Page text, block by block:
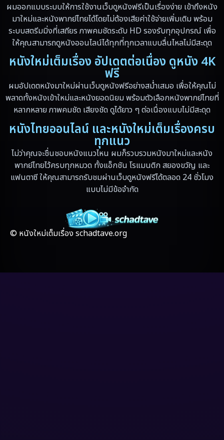
Dystopian (13)
Emotional (59)
Family ครอบครัว
Fantasy จินตนาการ (89)
Fantasy แฟนตาซี (4)
Gothic
ผมออกแบบระบบให้การใช้งานเว็บดูหนังฟรีเป็นเรื่องง่าย เข้าถึงหนัง
มาใหม่และหนังพากย์ไทยได้โดยไม่ต้องเสียค่าใช้จ่ายเพิ่มเติม พร้อม
ระบบสตรีมมิ่งที่เสถียร ภาพคมชัดระดับ HD รองรับทุกอุปกรณ์ เพื่อ
ให้คุณสามารถดูหนังออนไลน์ได้ทุกที่ทุกเวลาแบบลื่นไหลไม่มีสะดุด
หนังใหม่เต็มเรื่อง อัปเดตต่อเนื่อง ดูหนัง 4K
ฟรี
ผมอัปเดตหนังมาใหม่ผ่านเว็บดูหนังฟรีอย่างสม่ำเสมอ เพื่อให้คุณไม่
พลาดทั้งหนังเข้าใหม่และหนังยอดนิยม พร้อมตัวเลือกหนังพากย์ไทยที่
หลากหลาย ภาพคมชัด เสียงชัด ดูได้ยาว ๆ ต่อเนื่องแบบไม่มีสะดุด
หนังไทยออนไลน์ และหนังใหม่เต็มเรื่องครบ
ทุกแนว
ไม่ว่าคุณจะชื่นชอบหนังแนวไหน ผมก็รวบรวมหนังมาใหม่และหนัง
พากย์ไทยไว้ครบทุกหมวด ทั้งแอ็กชัน โรแมนติก สยองขวัญ และ
แฟนตาซี ให้คุณสามารถรับชมผ่านเว็บดูหนังฟรีได้ตลอด 24 ชั่วโมง
แบบไม่มีข้อจำกัด
© หนังใหม่เต็มเรื่อง schadtave.org